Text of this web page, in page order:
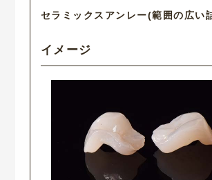
セラミックスアンレー(範囲の広い